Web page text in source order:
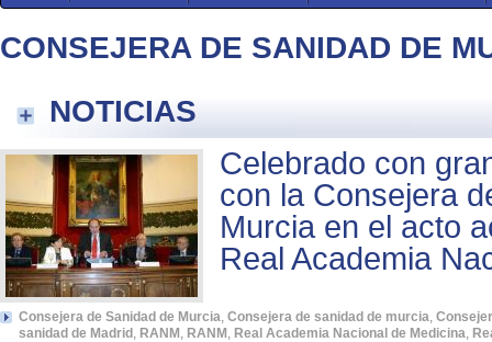
CONSEJERA DE SANIDAD DE
NOTICIAS
Celebrado con
con la Consejera
Murcia en el acto
Real Academia
Consejera de Sanidad de Murcia Consejera de sanidad de murcia
sanidad de Madrid RANM RANM Real Academia Nacional de Medicina